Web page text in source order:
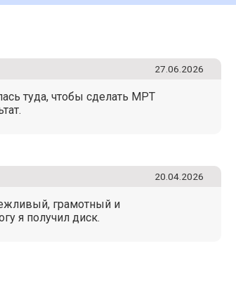
27.06.2026
туда, чтобы сделать МРТ
20.04.2026
грамотный и
я получил диск.